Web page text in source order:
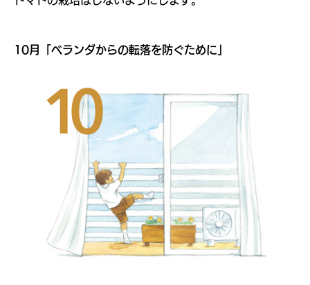
10月「ベランダからの転落を防ぐために」